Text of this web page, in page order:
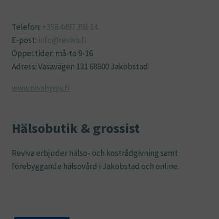
Telefon: +358 4497 391 14
E-post: info@reviva.fi
Öppettider: må-to 9-16
Adress: Vasavägen 131 68600 Jakobstad
www.oivahymy.fi
Hälsobutik & grossist
Reviva erbjuder hälso- och kostrådgivning samt
förebyggande hälsovård i Jakobstad och online.